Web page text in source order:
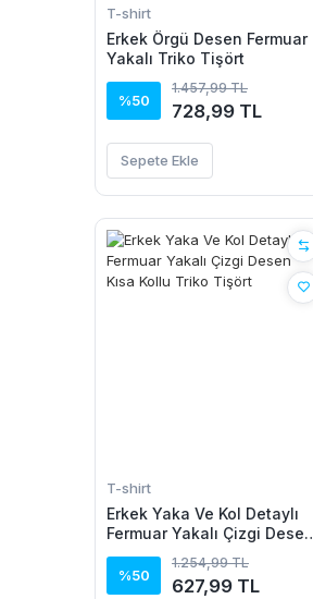
T-shirt
Erkek Örgü Desen Fermuar
Yakalı Triko Tişört
%50
1.457,99 TL
728,99 TL
Sepete Ekle
T-shirt
Erkek Yaka Ve Kol Detaylı
Fermuar Yakalı Çizgi Desen
Kısa Kollu Triko Tişört
%50
1.254,99 TL
627,99 TL